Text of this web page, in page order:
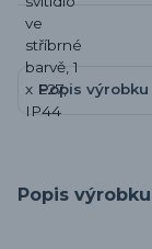
Popis výrobku
Popis výrobku